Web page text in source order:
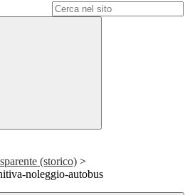
(storico) >
noleggio-autobus